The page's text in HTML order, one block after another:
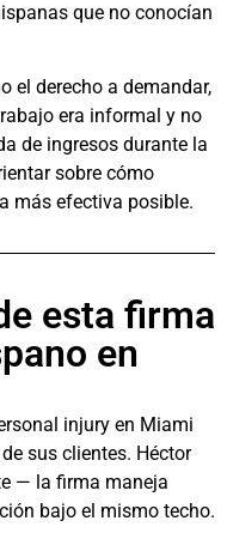
que no conocían
el derecho a demandar,
era informal y no
de ingresos durante la
sobre cómo
más efectiva posible.
esta firma
en
injury en Miami
sus clientes. Héctor
— la firma maneja
bajo el mismo techo.